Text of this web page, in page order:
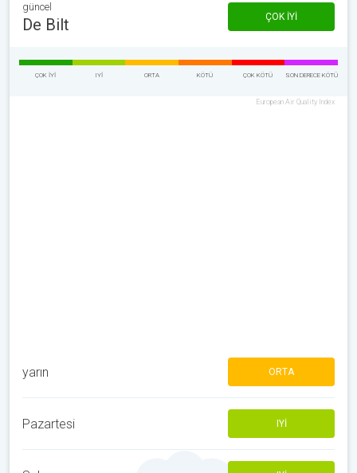
güncel
De Bilt ÇOK IYI
ÇOK IYI IYI ORTA KÖTÜ ÇOK KÖTÜ SON DERECE KÖTÜ
European Air Quality Index
yarın ORTA
Pazartesi IYI